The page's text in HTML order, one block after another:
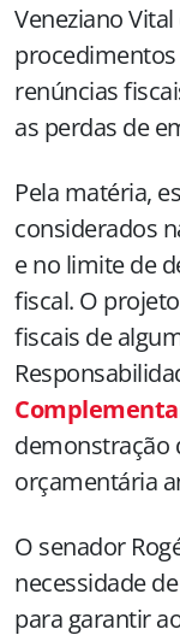
Veneziano
procedimentos
renúncias
as perdas de
Pela matéria,
considerados
e no limite de
fiscal. O
fiscais de
demonstração
orçamentária
O senador
necessidade
para garantir